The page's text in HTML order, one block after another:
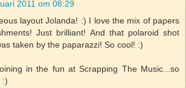
2011 om 08:29
layout Jolanda! :) I love the mix of papers
Just brilliant! And that polaroid shot
taken by the paparazzi! So cool! :)
in the fun at Scrapping The Music...so
:)